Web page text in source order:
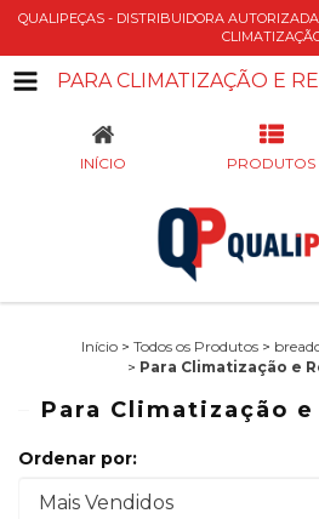
QUALIPEÇAS - DISTRIBUIDORA
INÍCIO PRODUTOS
Início > Todos os Produtos >
> Para Climatização e
Para Climatização
Ordenar por: